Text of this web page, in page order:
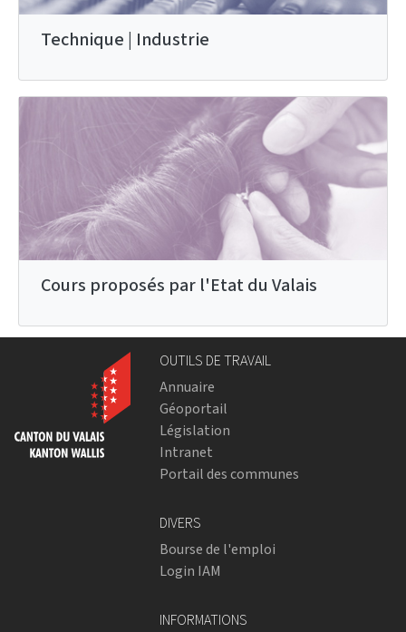
Technique | Industrie
Cours proposés par l'Etat du Valais
OUTILS DE TRAVAIL
Annuaire
Géoportail
Législation
Intranet
Portail des communes
DIVERS
Bourse de l'emploi
Login IAM
INFORMATIONS